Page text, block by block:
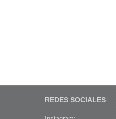
REDES SOCIALES